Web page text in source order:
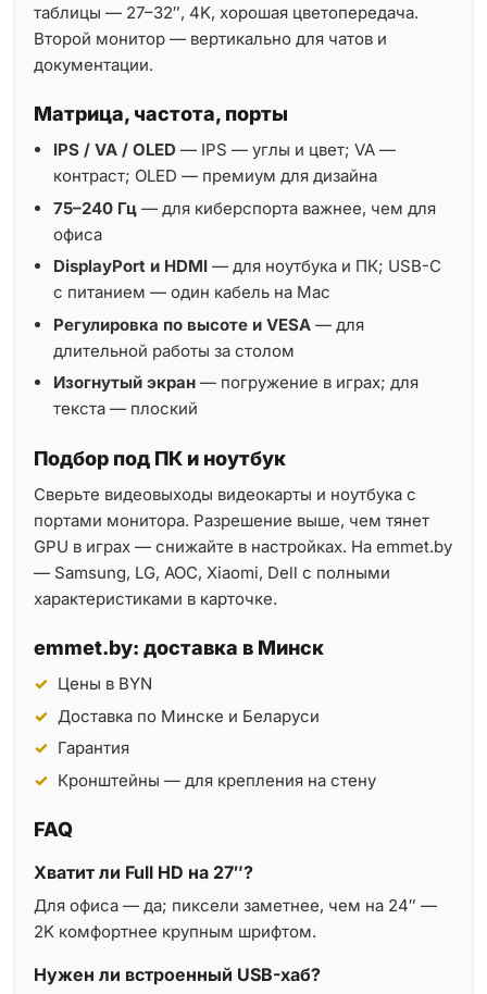
таблицы — 27–32″, 4K, хорошая цветопередача.
Второй монитор — вертикально для чатов и
документации.
Матрица, частота, порты
IPS / VA / OLED — IPS — углы и цвет; VA —
контраст; OLED — премиум для дизайна
75–240 Гц — для киберспорта важнее, чем для
офиса
DisplayPort и HDMI — для ноутбука и ПК; USB-C
с питанием — один кабель на Mac
Регулировка по высоте и VESA — для
длительной работы за столом
Изогнутый экран — погружение в играх; для
текста — плоский
Подбор под ПК и ноутбук
Сверьте видеовыходы видеокарты и ноутбука с
портами монитора. Разрешение выше, чем тянет
GPU в играх — снижайте в настройках. На emmet.by
— Samsung, LG, AOC, Xiaomi, Dell с полными
характеристиками в карточке.
emmet.by: доставка в Минск
Цены в BYN
Доставка по Минске и Беларуси
Гарантия
Кронштейны — для крепления на стену
FAQ
Хватит ли Full HD на 27″?
Для офиса — да; пиксели заметнее, чем на 24″ —
2K комфортнее крупным шрифтом.
Нужен ли встроенный USB-хаб?